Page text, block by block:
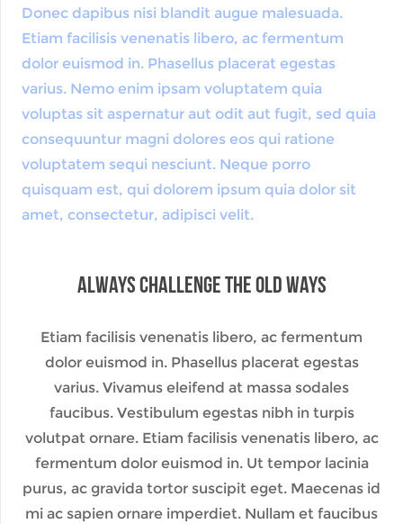
Donec dapibus nisi blandit augue malesuada.
Etiam facilisis venenatis libero, ac fermentum
dolor euismod in. Phasellus placerat egestas
varius. Nemo enim ipsam voluptatem quia
voluptas sit aspernatur aut odit aut fugit, sed quia
consequuntur magni dolores eos qui ratione
voluptatem sequi nesciunt. Neque porro
quisquam est, qui dolorem ipsum quia dolor sit
amet, consectetur, adipisci velit.
Always Challenge The Old Ways
Etiam facilisis venenatis libero, ac fermentum
dolor euismod in. Phasellus placerat egestas
varius. Vivamus eleifend at massa sodales
faucibus. Vestibulum egestas nibh in turpis
volutpat ornare. Etiam facilisis venenatis libero, ac
fermentum dolor euismod in. Ut tempor lacinia
purus, ac gravida tortor suscipit eget. Maecenas id
mi ac sapien ornare imperdiet. Nullam et faucibus